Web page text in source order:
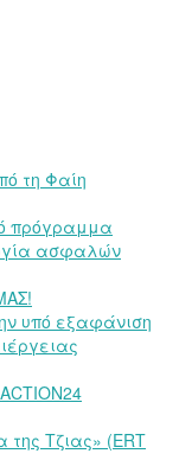
τη Φαίη
πρόγραμμα
ασφαλών
υπό εξαφάνιση
Τζιας» (ERT